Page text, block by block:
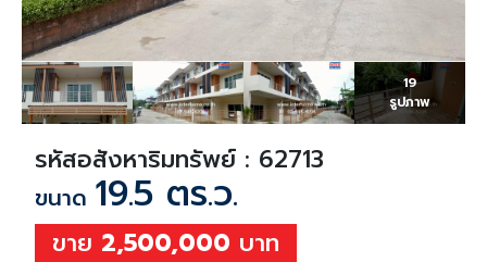
19
รูปภาพ
รหัสอสังหาริมทรัพย์ : 62713
ขนาด 19.5 ตร.ว.
ขาย 2,500,000 บาท